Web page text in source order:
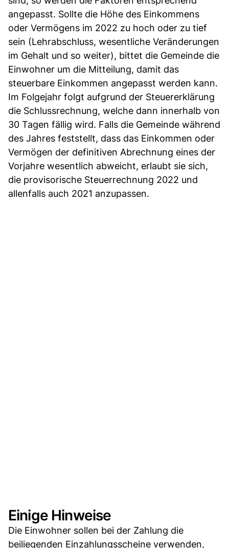
angepasst. Sollte die Höhe des Einkommens
oder Vermögens im 2022 zu hoch oder zu tief
sein (Lehrabschluss, wesentliche Veränderungen
im Gehalt und so weiter), bittet die Gemeinde die
Einwohner um die Mitteilung, damit das
steuerbare Einkommen angepasst werden kann.
Im Folgejahr folgt aufgrund der Steuererklärung
die Schlussrechnung, welche dann innerhalb von
30 Tagen fällig wird. Falls die Gemeinde während
des Jahres feststellt, dass das Einkommen oder
Vermögen der definitiven Abrechnung eines der
Vorjahre wesentlich abweicht, erlaubt sie sich,
die provisorische Steuerrechnung 2022 und
allenfalls auch 2021 anzupassen.
Einige Hinweise
Die Einwohner sollen bei der Zahlung die
beiliegenden Einzahlungsscheine verwenden,